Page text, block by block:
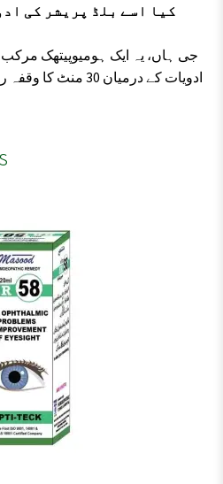
جی ہاں، یہ ایک ہومیوپیتھک
ادویات کے درمیان